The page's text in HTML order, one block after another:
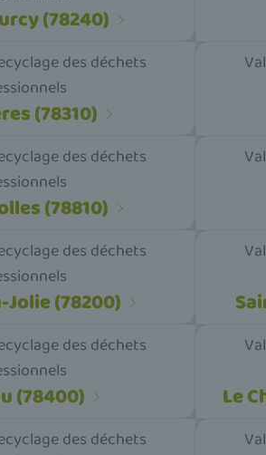
(78240)
des déchets
(78310)
des déchets
(78810)
des déchets
(78200)
des déchets
(78400) Le
des déchets